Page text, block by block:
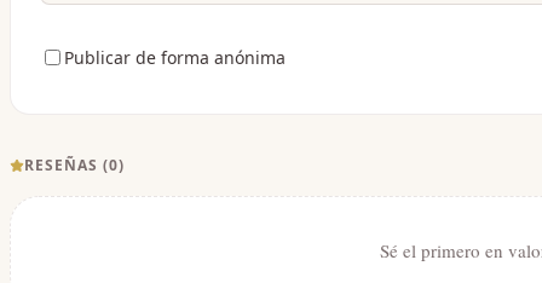
Publicar de forma anónima
RESEÑAS (0)
Sé el primero en